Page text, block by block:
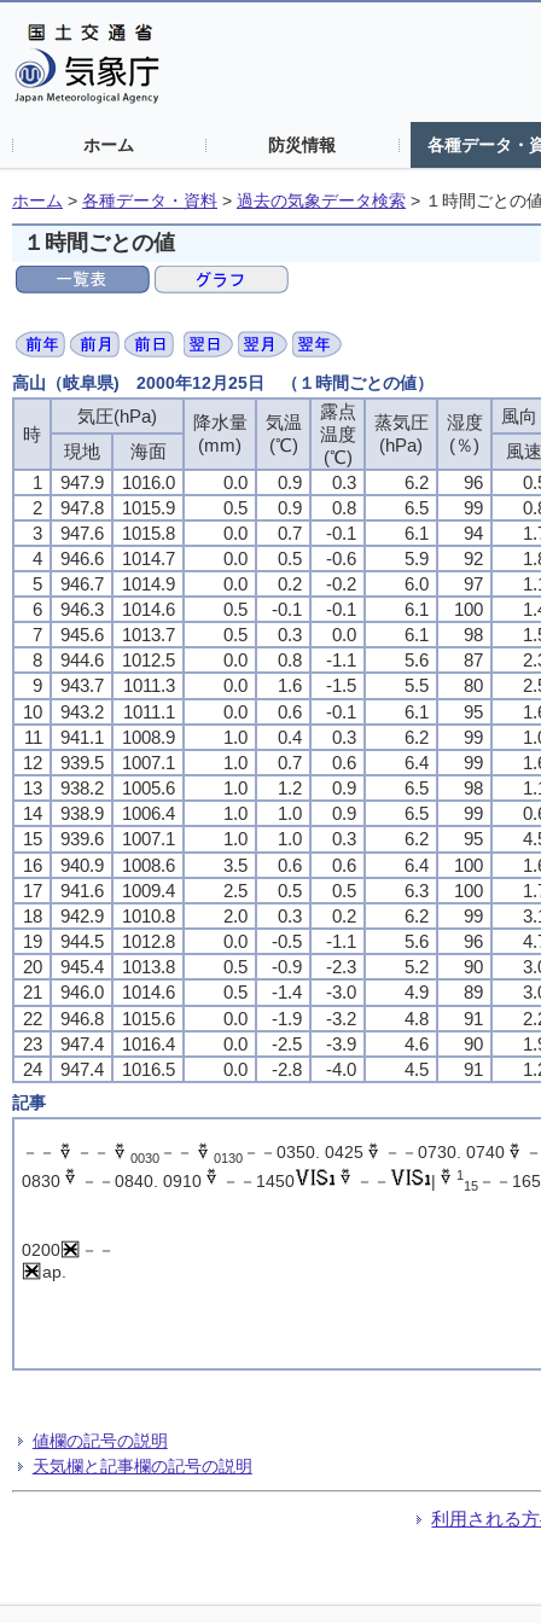
ホーム 防災情報 各種データ・
ホーム > 各種データ・資料 > 過去の気象データ検索 > １時間ごとの
１時間ごとの値
高山（岐阜県) 2000年12月25日 （１時間ごとの値）
時
気圧(hPa)
降水量
(mm)
気温
(℃)
露点
温度
(℃)
蒸気圧
(hPa)
湿度
(％)
風
現地
海面
風速
1
947.9 1016.0 0.0 0.9 0.3 6.2 96
2
947.8 1015.9 0.5 0.9 0.8 6.5 99
3
947.6 1015.8 0.0 0.7 -0.1 6.1 94
4
946.6 1014.7 0.0 0.5 -0.6 5.9 92
5
946.7 1014.9 0.0 0.2 -0.2 6.0 97
6
946.3 1014.6 0.5 -0.1 -0.1 6.1 100
7
945.6 1013.7 0.5 0.3 0.0 6.1 98
8
944.6 1012.5 0.0 0.8 -1.1 5.6 87
9
943.7 1011.3 0.0 1.6 -1.5 5.5 80
10
943.2 1011.1 0.0 0.6 -0.1 6.1 95
11
941.1 1008.9 1.0 0.4 0.3 6.2 99
12
939.5 1007.1 1.0 0.7 0.6 6.4 99
13
938.2 1005.6 1.0 1.2 0.9 6.5 98
14
938.9 1006.4 1.0 1.0 0.9 6.5 99
15
939.6 1007.1 1.0 1.0 0.3 6.2 95
16
940.9 1008.6 3.5 0.6 0.6 6.4 100
17
941.6 1009.4 2.5 0.5 0.5 6.3 100
18
942.9 1010.8 2.0 0.3 0.2 6.2 99
19
944.5 1012.8 0.0 -0.5 -1.1 5.6 96
20
945.4 1013.8 0.5 -0.9 -2.3 5.2 90
21
946.0 1014.6 0.5 -1.4 -3.0 4.9 89
22
946.8 1015.6 0.0 -1.9 -3.2 4.8 91
23
947.4 1016.4 0.0 -2.5 -3.9 4.6 90
24
947.4 1016.5 0.0 -2.8 -4.0 4.5 91
記事
－－ －－ 0030－－ 0130－－0350. 0425 －－0730. 0740
0830
－－0840. 0910 －－1450 －－ | 1
15－－
0200
－－
ap.
値欄の記号の説明
天気欄と記事欄の記号の説明
利用される